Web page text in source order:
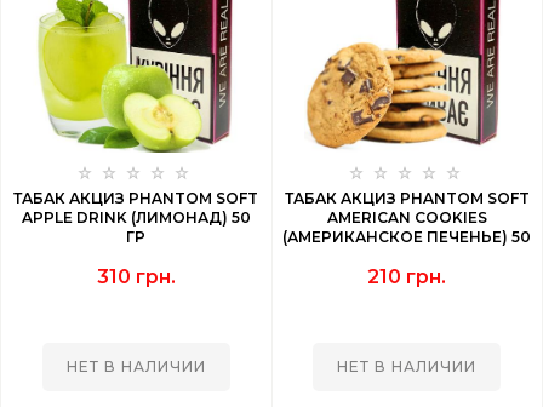
ТАБАК АКЦИЗ PHANTOM SOFT
APPLE DRINK (ЛИМОНАД) 50
ГР
310 грн.
НЕТ В НАЛИЧИИ
ТАБАК АКЦИЗ PHANTOM SOFT
AMERICAN COOKIES
(АМЕРИКАНСКОЕ ПЕЧЕНЬЕ) 50
210 грн.
НЕТ В НАЛИЧИИ